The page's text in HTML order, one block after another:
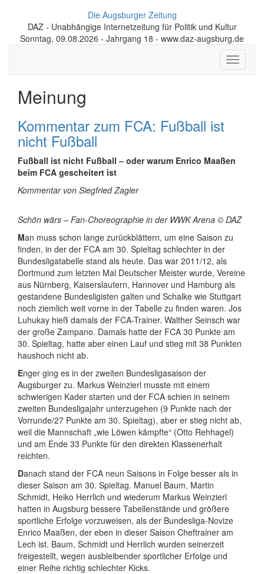
Die Augsburger Zeitung
DAZ - Unabhängige Internetzeitung für Politik und Kultur
Sonntag, 09.08.2026 - Jahrgang 18 - www.daz-augsburg.de
Toggle
Meinung
Kommentar zum FCA: Fußball ist
nicht Fußball
Fußball ist nicht Fußball – oder warum Enrico Maaßen
beim FCA gescheitert ist
Kommentar von Siegfried Zagler
Schön wärs – Fan-Choreographie in der WWK Arena © DAZ
Man muss schon lange zurückblättern, um eine Saison zu
finden, in der der FCA am 30. Spieltag schlechter in der
Bundesligatabelle stand als heute. Das war 2011/12, als
Dortmund zum letzten Mal Deutscher Meister wurde, Vereine
aus Nürnberg, Kaiserslautern, Hannover und Hamburg als
gestandene Bundesligisten galten und Schalke wie Stuttgart
noch ziemlich weit vorne in der Tabelle zu finden waren. Jos
Luhukay hieß damals der FCA-Trainer. Walther Seinsch war
der große Zampano. Damals hatte der FCA 30 Punkte am
30. Spieltag, hatte aber einen Lauf und stieg mit 38 Punkten
haushoch nicht ab.
Enger ging es in der zweiten Bundesligasaison der
Augsburger zu. Markus Weinzierl musste mit einem
schwierigen Kader starten und der FCA schien in seinem
zweiten Bundesligajahr unterzugehen (9 Punkte nach der
Vorrunde/27 Punkte am 30. Spieltag), aber er stieg nicht ab,
weil die Mannschaft „wie Löwen kämpfte“ (Otto Rehhagel)
und am Ende 33 Punkte für den direkten Klassenerhalt
reichten.
Danach stand der FCA neun Saisons in Folge besser als in
dieser Saison am 30. Spieltag. Manuel Baum, Martin
Schmidt, Heiko Herrlich und wiederum Markus Weinzierl
hatten in Augsburg bessere Tabellenstände und größere
sportliche Erfolge vorzuweisen, als der Bundesliga-Novize
Enrico Maaßen, der eben in dieser Saison Cheftrainer am
Lech ist. Baum, Schmidt und Herrlich wurden seinerzeit
freigestellt, wegen ausbleibender sportlicher Erfolge und
einer Reihe richtig schlechter Kicks.